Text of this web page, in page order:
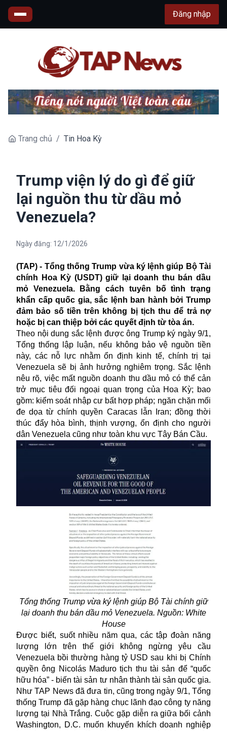
Đăng nhập
Trang chủ / Tin Hoa Kỳ
Trump viện lý do gì để giữ
lại nguồn thu từ dầu mỏ
Venezuela?
Ngày đăng: 12/1/2026
(TAP) - Tổng thống Trump vừa ký lệnh giúp Bộ Tài
chính Hoa Kỳ (USDT) giữ lại doanh thu bán dầu
mỏ Venezuela. Bằng cách tuyên bố tình trạng
khẩn cấp quốc gia, sắc lệnh ban hành bởi Trump
đảm bảo số tiền trên không bị tịch thu để trả nợ
hoặc bị can thiệp bởi các quyết định từ tòa án.
Theo nội dung sắc lệnh được ông Trump ký ngày 9/1,
Tổng thống lập luận, nếu không bảo vệ nguồn tiền
này, các nỗ lực nhằm ổn định kinh tế, chính trị tại
Venezuela sẽ bị ảnh hưởng nghiêm trọng. Sắc lệnh
nêu rõ, việc mất nguồn doanh thu dầu mỏ có thể cản
trở mục tiêu đối ngoại quan trọng của Hoa Kỳ; bao
gồm: kiểm soát nhập cư bất hợp pháp; ngăn chặn mối
đe dọa từ chính quyền Caracas lẫn Iran; đồng thời
thúc đẩy hòa bình, thịnh vượng, ổn định cho người
dân Venezuela cũng như toàn khu vực Tây Bán Cầu.
Tổng thống Trump vừa ký lệnh giúp Bộ Tài chính giữ
lại doanh thu bán dầu mỏ Venezuela. Nguồn: White
House
Được biết, suốt nhiều năm qua, các tập đoàn năng
lượng lớn trên thế giới không ngừng yêu cầu
Venezuela bồi thường hàng tỷ USD sau khi bị Chính
quyền ông Nicolás Maduro tịch thu tài sản để “quốc
hữu hóa” - biến tài sản tư nhân thành tài sản quốc gia.
Như TAP News đã đưa tin, cũng trong ngày 9/1, Tổng
thống Trump đã gặp hàng chục lãnh đạo công ty năng
lượng tại Nhà Trắng. Cuộc gặp diễn ra giữa bối cảnh
Washington, D.C. muốn khuyến khích doanh nghiệp